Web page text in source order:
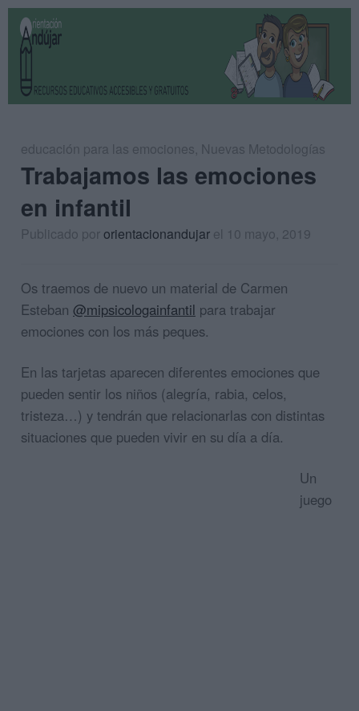
educación para las emociones, Nuevas Metodologías
Trabajamos las emociones
en infantil
Publicado pororientacionandujar el 10 mayo, 2019
Os traemos de nuevo un material de Carmen
Esteban @mipsicologainfantil para trabajar
emociones con los más peques.
En las tarjetas aparecen diferentes emociones que
pueden sentir los niños (alegría, rabia, celos,
tristeza…) y tendrán que relacionarlas con distintas
situaciones que pueden vivir en su día a día.
Un
juego